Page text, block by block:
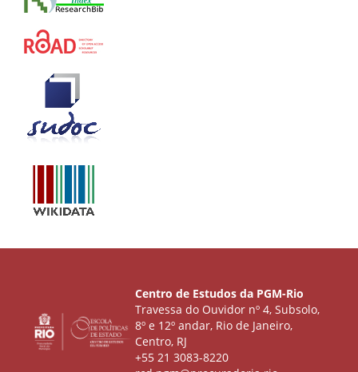
Centro de Estudos da PGM-Rio
Travessa do Ouvidor nº 4, Subsolo,
8º e 12º andar, Rio de Janeiro,
Centro, RJ
+55 21 3083-8220